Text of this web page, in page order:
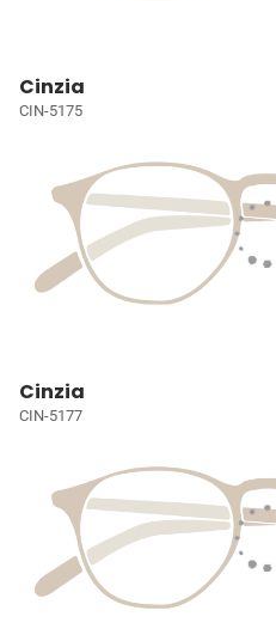
Cinzia
CIN-5175
Cinzia
CIN-5177